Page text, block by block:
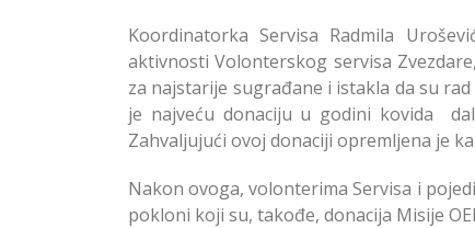
Koordinatorka Servisa Radmila
aktivnosti Volonterskog servisa
za najstarije sugrađane i istakla da su
je najveću donaciju u godini kovida
Zahvaljujući ovoj donaciji opremljena je
Nakon ovoga, volonterima Servisa i
pokloni koji su, takođe, donacija Misije